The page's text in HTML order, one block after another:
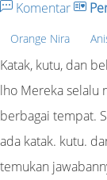
Komentar
Orange Nira
Katak, kutu, dan
lho Mereka selalu
berbagai tempat.
ada katak. kutu.
temukan